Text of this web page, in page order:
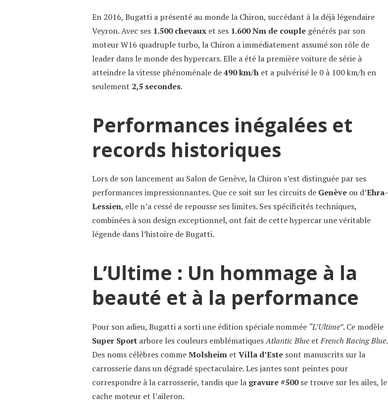
En 2016, Bugatti a présenté au monde la Chiron, succédant à la déjà légendaire
Veyron. Avec ses 1.500 chevaux et ses 1.600 Nm de couple générés par son
moteur W16 quadruple turbo, la Chiron a immédiatement assumé son rôle de
leader dans le monde des hypercars. Elle a été la première voiture de série à
atteindre la vitesse phénoménale de490 km/h et a pulvérisé le 0 à 100 km/h en
seulement 2,5 secondes.
Performances inégalées et
records historiques
Lors de son lancement au Salon de Genève, la Chiron s’est distinguée par ses
performances impressionnantes. Que ce soit sur les circuits de Genève ou d’Ehra-
Lessien, elle n’a cessé de repousse ses limites. Ses spécificités techniques,
combinées à son design exceptionnel, ont fait de cette hypercar une véritable
légende dans l’histoire de Bugatti.
L’Ultime : Un hommage à la
beauté et à la performance
Pour son adieu, Bugatti a sorti une édition spéciale nommée “L’Ultime”. Ce modèle
Super Sport arbore les couleurs emblématiquesAtlantic Blue etFrench Racing Blue.
Des noms célèbres commeMolsheim et Villa d’Este sont manuscrits sur la
carrosserie dans un dégradé spectaculaire. Les jantes sont peintes pour
correspondre à la carrosserie, tandis que la gravure #500se trouve sur les ailes, le
cache moteur et l’aileron.